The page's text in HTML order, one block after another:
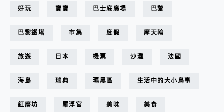
好玩 寶寶 巴士底廣場 巴黎
巴黎鐵塔 市集 度假 摩天輪
旅遊 日本 機票 沙灘 法國
海島 瑞典 瑪黑區 生活中的大小鳥事
紅磨坊 羅浮宮 美味 美食